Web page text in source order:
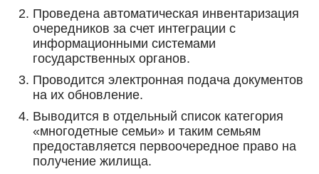
Проведена автоматическая инвентаризация
очередников за счет интеграции с
информационными системами
государственных органов.
Проводится электронная подача документов
на их обновление.
Выводится в отдельный список категория
«многодетные семьи» и таким семьям
предоставляется первоочередное право на
получение жилища.